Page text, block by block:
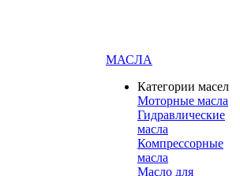
МАСЛА
Категории масел
Моторные масла
Гидравлические
масла
Компрессорные
масла
Масло для